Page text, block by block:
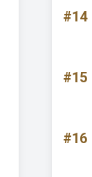
#14
#15
#16